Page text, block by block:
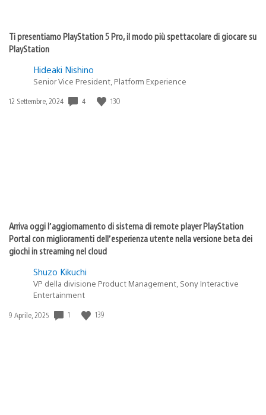
Ti presentiamo PlayStation 5 Pro, il modo più spettacolare di giocare su
PlayStation
Hideaki Nishino
Senior Vice President, Platform Experience
Data
12 Settembre, 2024 4 130
Arriva oggi l’aggiornamento di sistema di remote player PlayStation
Portal con miglioramenti dell’esperienza utente nella versione beta dei
giochi in streaming nel cloud
Shuzo Kikuchi
VP della divisione Product Management, Sony Interactive
Entertainment
Data
9 Aprile, 2025 1 139